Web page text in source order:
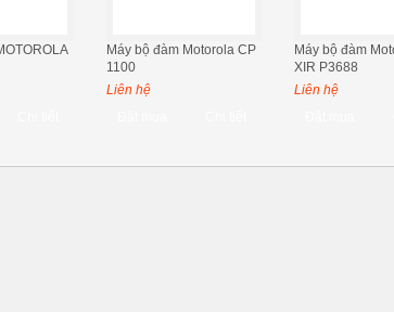
Máy bộ đàm Motorola CP
1100
Liên hệ
Máy bộ đàm
XIR P3688
Liên hệ